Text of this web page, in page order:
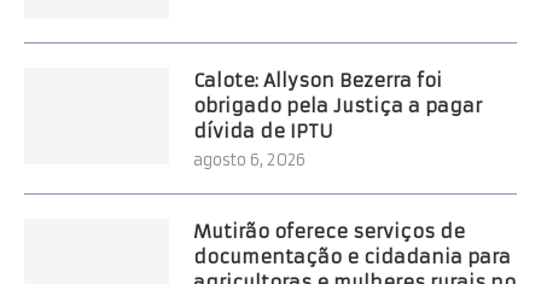
Calote: Allyson Bezerra foi
obrigado pela Justiça a pagar
dívida de IPTU
agosto 6, 2026
Mutirão oferece serviços de
documentação e cidadania para